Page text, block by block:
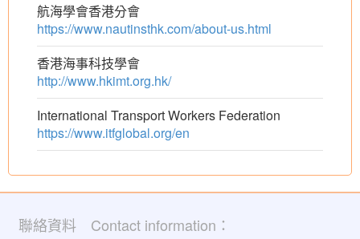
航海學會香港分會
https://www.nautinsthk.com/about-us.html
香港海事科技學會
http://www.hkimt.org.hk/
International Transport Workers Federation
https://www.itfglobal.org/en
聯絡資料 Contact information：